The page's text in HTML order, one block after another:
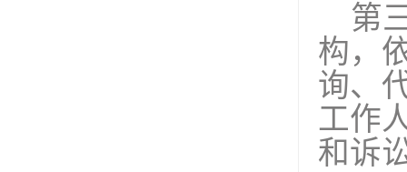
第
构，
询、
工作
和诉